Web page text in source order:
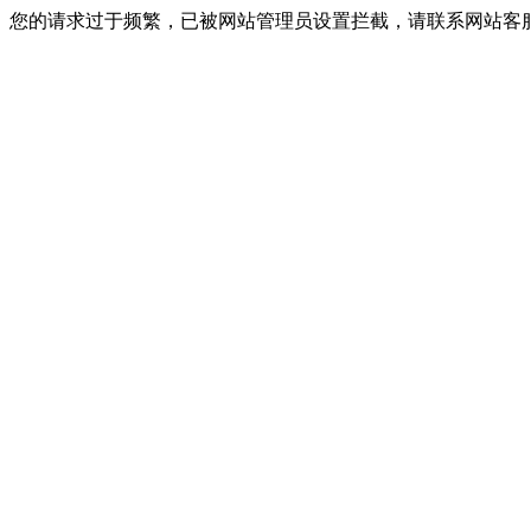
您的请求过于频繁，已被网站管理员设置拦截，请联系网站客